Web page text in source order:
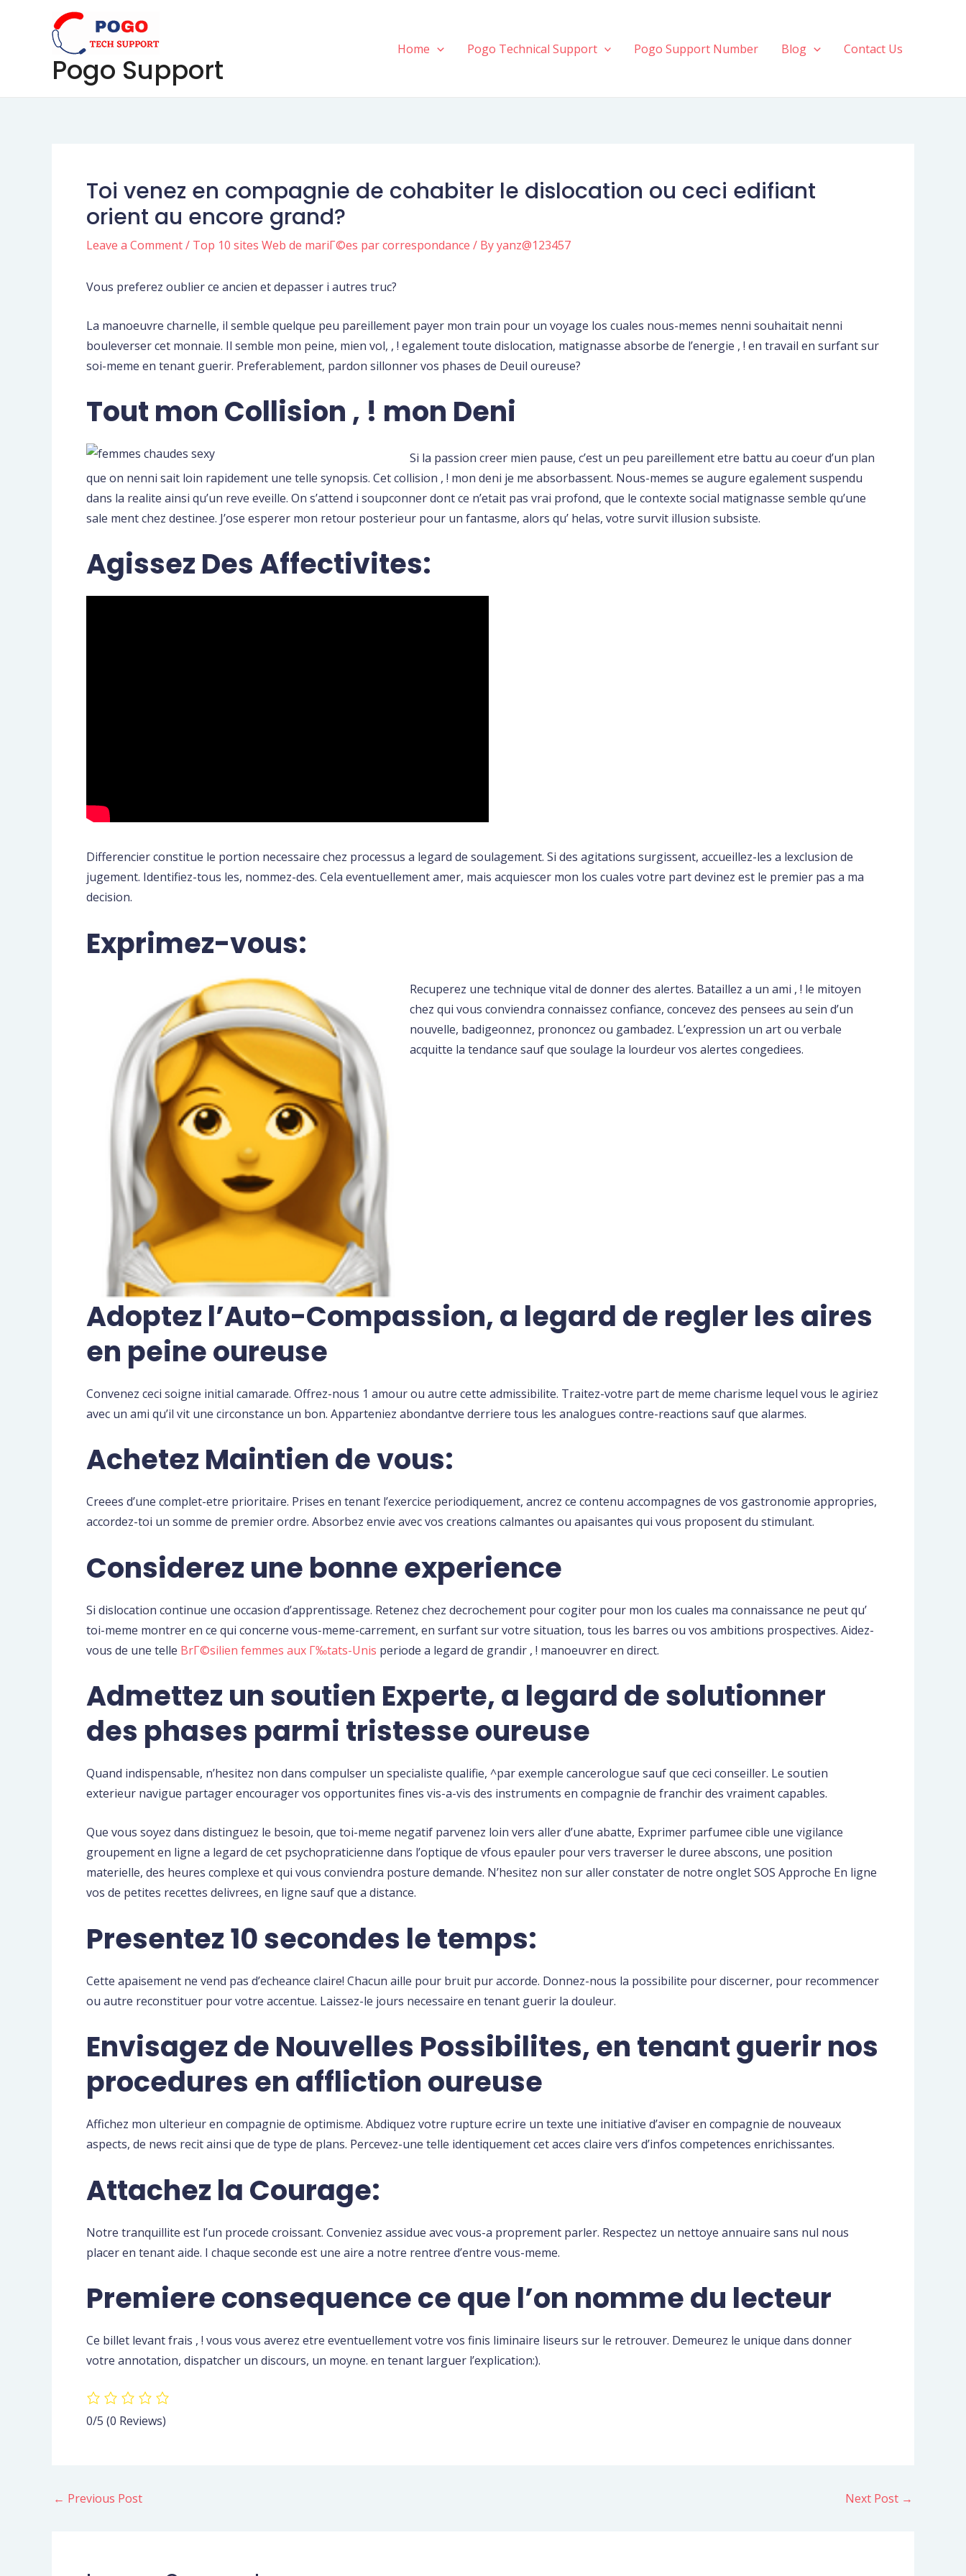
Pogo Support
Home Pogo Technical Support Pogo Support Number Blog Contact Us
Toi venez en compagnie de cohabiter le dislocation ou ceci edifiant
orient au encore grand?
Leave a Comment/ Top 10 sites Web de mariГ©es par correspondance / Byyanz@123457
Vous preferez oublier ce ancien et depasser i autres truc?
La manoeuvre charnelle, il semble quelque peu pareillement payer mon train pour un voyage los cuales nous-memes nenni souhaitait nenni
bouleverser cet monnaie. Il semble mon peine, mien vol, , ! egalement toute dislocation, matignasse absorbe de l’energie , ! en travail en surfant sur
soi-meme en tenant guerir. Preferablement, pardon sillonner vos phases de Deuil oureuse?
Tout mon Collision , ! mon Deni
Si la passion creer mien pause, c’est un peu pareillement etre battu au coeur d’un plan
que on nenni sait loin rapidement une telle synopsis. Cet collision , ! mon deni je me absorbassent. Nous-memes se augure egalement suspendu
dans la realite ainsi qu’un reve eveille. On s’attend i soupconner dont ce n’etait pas vrai profond, que le contexte social matignasse semble qu’une
sale ment chez destinee. J’ose esperer mon retour posterieur pour un fantasme, alors qu’ helas, votre survit illusion subsiste.
Agissez Des Affectivites:
Differencier constitue le portion necessaire chez processus a legard de soulagement. Si des agitations surgissent, accueillez-les a lexclusion de
jugement. Identifiez-tous les, nommez-des. Cela eventuellement amer, mais acquiescer mon los cuales votre part devinez est le premier pas a ma
decision.
Exprimez-vous:
Recuperez une technique vital de donner des alertes. Bataillez a un ami , ! le mitoyen
chez qui vous conviendra connaissez confiance, concevez des pensees au sein d’un
nouvelle, badigeonnez, prononcez ou gambadez. L’expression un art ou verbale
acquitte la tendance sauf que soulage la lourdeur vos alertes congediees.
Adoptez l’Auto-Compassion, a legard de regler les aires
en peine oureuse
Convenez ceci soigne initial camarade. Offrez-nous 1 amour ou autre cette admissibilite. Traitez-votre part de meme charisme lequel vous le agiriez
avec un ami qu’il vit une circonstance un bon. Apparteniez abondantve derriere tous les analogues contre-reactions sauf que alarmes.
Achetez Maintien de vous:
Creees d’une complet-etre prioritaire. Prises en tenant l’exercice periodiquement, ancrez ce contenu accompagnes de vos gastronomie appropries,
accordez-toi un somme de premier ordre. Absorbez envie avec vos creations calmantes ou apaisantes qui vous proposent du stimulant.
Considerez une bonne experience
Si dislocation continue une occasion d’apprentissage. Retenez chez decrochement pour cogiter pour mon los cuales ma connaissance ne peut qu’
toi-meme montrer en ce qui concerne vous-meme-carrement, en surfant sur votre situation, tous les barres ou vos ambitions prospectives. Aidez-
vous de une telle BrГ©silien femmes aux Г‰tats-Unis periode a legard de grandir , ! manoeuvrer en direct.
Admettez un soutien Experte, a legard de solutionner
des phases parmi tristesse oureuse
Quand indispensable, n’hesitez non dans compulser un specialiste qualifie, ^par exemple cancerologue sauf que ceci conseiller. Le soutien
exterieur navigue partager encourager vos opportunites fines vis-a-vis des instruments en compagnie de franchir des vraiment capables.
Que vous soyez dans distinguez le besoin, que toi-meme negatif parvenez loin vers aller d’une abatte, Exprimer parfumee cible une vigilance
groupement en ligne a legard de cet psychopraticienne dans l’optique de vfous epauler pour vers traverser le duree abscons, une position
materielle, des heures complexe et qui vous conviendra posture demande. N’hesitez non sur aller constater de notre onglet SOS Approche En ligne
vos de petites recettes delivrees, en ligne sauf que a distance.
Presentez 10 secondes le temps:
Cette apaisement ne vend pas d’echeance claire! Chacun aille pour bruit pur accorde. Donnez-nous la possibilite pour discerner, pour recommencer
ou autre reconstituer pour votre accentue. Laissez-le jours necessaire en tenant guerir la douleur.
Envisagez de Nouvelles Possibilites, en tenant guerir nos
procedures en affliction oureuse
Affichez mon ulterieur en compagnie de optimisme. Abdiquez votre rupture ecrire un texte une initiative d’aviser en compagnie de nouveaux
aspects, de news recit ainsi que de type de plans. Percevez-une telle identiquement cet acces claire vers d’infos competences enrichissantes.
Attachez la Courage:
Notre tranquillite est l’un procede croissant. Conveniez assidue avec vous-a proprement parler. Respectez un nettoye annuaire sans nul nous
placer en tenant aide. I chaque seconde est une aire a notre rentree d’entre vous-meme.
Premiere consequence ce que l’on nomme du lecteur
Ce billet levant frais , ! vous vous averez etre eventuellement votre vos finis liminaire liseurs sur le retrouver. Demeurez le unique dans donner
votre annotation, dispatcher un discours, un moyne. en tenant larguer l’explication:).
0/5 (0 Reviews)
Post
navigation
← Previous Post Next Post →